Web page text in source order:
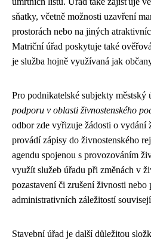
sňatky, včetně možnosti uzavření
prostorách nebo na jiných
Matriční úřad poskytuje také
je služba hojně využívaná jak
Pro podnikatelské subjekty městský
podporu v oblasti živnostenského
odbor zde vyřizuje žádosti o vydání
provádí zápisy do živnostenského
agendu spojenou s provozováním
využít služeb úřadu při změnách v
pozastavení či zrušení živnosti nebo
administrativních záležitostí
Stavební úřad je další důležitou